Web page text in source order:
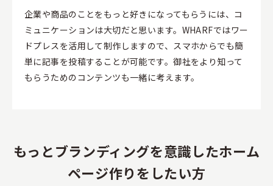
企業や商品のことをもっと好きになってもらうには、コ
ミュニケーションは大切だと思います。WHARFではワー
ドプレスを活用して制作しますので、スマホからでも簡
単に記事を投稿することが可能です。御社をより知って
もらうためのコンテンツも一緒に考えます。
もっとブランディングを意識したホーム
ページ作りをしたい方